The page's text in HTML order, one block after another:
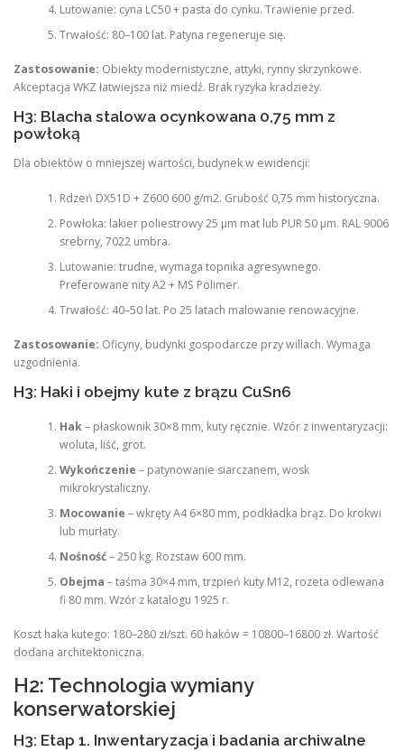
Lutowanie: cyna LC50 + pasta do cynku. Trawienie przed.
Trwałość: 80–100 lat. Patyna regeneruje się.
Zastosowanie: Obiekty modernistyczne, attyki, rynny skrzynkowe.
Akceptacja WKZ łatwiejsza niż miedź. Brak ryzyka kradzieży.
H3: Blacha stalowa ocynkowana 0,75 mm z
powłoką
Dla obiektów o mniejszej wartości, budynek w ewidencji:
Rdzeń DX51D + Z600 600 g/m2. Grubość 0,75 mm historyczna.
Powłoka: lakier poliestrowy 25 μm mat lub PUR 50 μm. RAL 9006
srebrny, 7022 umbra.
Lutowanie: trudne, wymaga topnika agresywnego.
Preferowane nity A2 + MS Polimer.
Trwałość: 40–50 lat. Po 25 latach malowanie renowacyjne.
Zastosowanie: Oficyny, budynki gospodarcze przy willach. Wymaga
uzgodnienia.
H3: Haki i obejmy kute z brązu CuSn6
Hak– płaskownik 30×8 mm, kuty ręcznie. Wzór z inwentaryzacji:
woluta, liść, grot.
Wykończenie – patynowanie siarczanem, wosk
mikrokrystaliczny.
Mocowanie – wkręty A4 6×80 mm, podkładka brąz. Do krokwi
lub murłaty.
Nośność– 250 kg. Rozstaw 600 mm.
Obejma – taśma 30×4 mm, trzpień kuty M12, rozeta odlewana
fi 80 mm. Wzór z katalogu 1925 r.
Koszt haka kutego: 180–280 zł/szt. 60 haków = 10800–16800 zł. Wartość
dodana architektoniczna.
H2: Technologia wymiany
konserwatorskiej
H3: Etap 1. Inwentaryzacja i badania archiwalne